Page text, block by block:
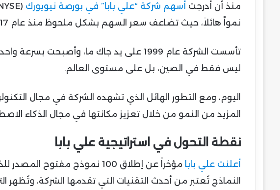
منذ أن أدرجت أسهم شركة “علي بابا” في بورصة نيويورك
نمواً هائلاً، حيث تضاعف سعر السهم بشكل ملحوظ منذ عام 2017.
تأسست الشركة عام 1999 على يد جاك ما، وأصبحت
ليس فقط في الصين، بل على مستوى العالم.
اليوم، ومع التطور الهائل الذي تشهده الشركة في مجال
المزيد من النمو من خلال تعزيز مكانتها في مجال الذكاء
نقطة التحول في استراتيجية علي بابا
أعلنت علي بابا
النماذج تُعتبر من أحدث التقنيات التي تقدمها الشركة، وتُظهر